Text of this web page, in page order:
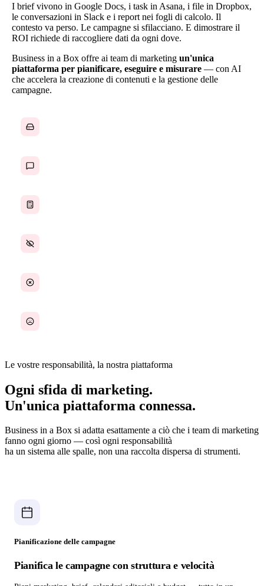
I brief vivono in Google Docs, i task in Asana, i file in Dropbox,
le conversazioni in Slack e i report nei fogli di calcolo. Il
contesto va perso. Le campagne si sfilacciano. E dimostrare il
ROI richiede di raccogliere dati da ogni dove.
Business in a Box offre ai team di marketing un'unica
piattaforma per pianificare, eseguire e misurare — con AI
che accelera la creazione di contenuti e la gestione delle
campagne.
Le vostre responsabilità, la nostra piattaforma
Ogni sfida di marketing.
Un'unica piattaforma connessa.
Business in a Box si adatta esattamente a ciò che i team di marketing
fanno ogni giorno — così ogni responsabilità
ha un sistema alle spalle, non una raccolta dispersa di strumenti.
Pianificazione delle campagne
Pianifica le campagne con struttura e velocità